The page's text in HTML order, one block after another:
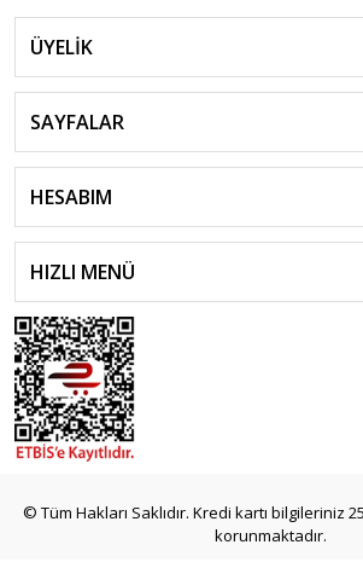
ÜYELİK
SAYFALAR
HESABIM
HIZLI MENÜ
© Tüm Hakları Saklıdır. Kredi kartı bilgileriniz
korunmaktadır.